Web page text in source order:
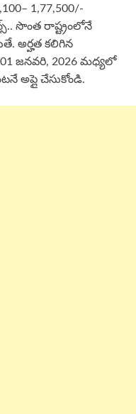
1,77,500/-
సొంత రాష్ట్రంలోనే
అర్హత కలిగిన
01 జనవరి, 2026 మధ్యలో
అప్లై చేసుకోండి.